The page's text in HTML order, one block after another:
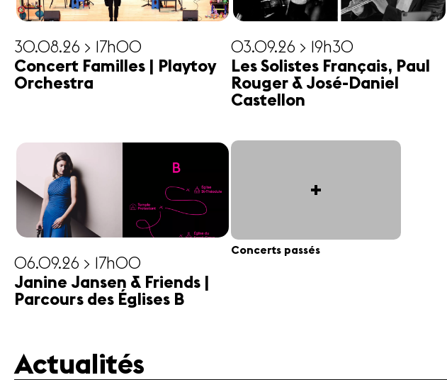
30.08.26 > 17h00
Concert Familles | Playtoy
Orchestra
03.09.26 > 19h30
Les Solistes Français, Paul
Rouger & José-Daniel
Castellon
06.09.26 > 17h00
Janine Jansen & Friends |
Parcours des Églises B
+
Concerts passés
Actualités